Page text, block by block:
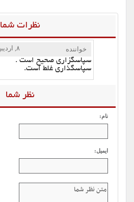
نظرات شما
خواننده ۸, اردیبهشت, ۱۳۹۵ ۱۲:۳۲ ب٫ظ
سپاسگزاری صحیح است .
سپاسگذاری غلط است.
نظر شما
نام:
ایمیل: